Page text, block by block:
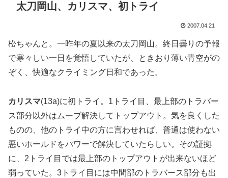
太刀岡山、カリスマ、初トライ
2007.04.21
松ちゃんと。一昨年の夏以来の太刀岡山。終日曇りの予報
で寒々しい一日を覚悟していたが、ときおり薄い青空がの
ぞく、快適なクライミング日和であった。
カリスマ(13a)に初トライ。1トライ目、最上部のトラバー
ス部分以外はムーブ解決してトップアウト。気を良くした
ものの、他のトライ中の方に言わせれば、普通は使わない
悪いホールドをパワーで解決していたらしい。その証拠
に、2トライ目では最上部のトップアウトが出来ないほど
弱っていた。3トライ目には中間部のトラバース部分も出